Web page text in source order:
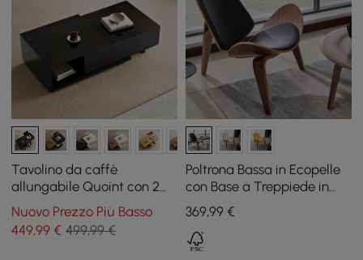
Tavolino da caffè
allungabile Quoint con 2
cassetti, 120 - 175 cm
Nuovo Prezzo Più Basso
449,99 € 499,99 €
Poltrona Bassa in Ecopelle
con Base a Treppiede in
Legno
369,99€